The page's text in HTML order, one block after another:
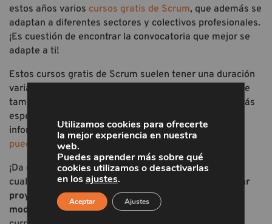
estos años varios cursos gratis de Scrum, que además se
adaptan a diferentes sectores y colectivos profesionales.
¡Es cuestión de encontrar la convocatoria que mejor se
adapte a ti!
Estos cursos gratis de Scrum suelen tener una duración
variable, y normalmente son en formato online aunque
también pueden existir convocatorias presenciales más
específicas. Si tienes alguna duda, o necesitas más
información para saber si hay algún curso abierto,
puedes contactarnos desde aquí
¡Da el paso y anímate a aprender Scrum! Al finalizar
cualquiera de nuestros cursos serás capaz de
ejecutar
proyectos de desarrollo de software
modelo
de forma flexible. ¡Todo un impulso a tu
Utilizamos cookies para ofrecerte
la mejor experiencia en nuestra
web.
Puedes aprender más sobre qué
cookies utilizamos o desactivarlas
en losajustes.
Aceptar Ajustes